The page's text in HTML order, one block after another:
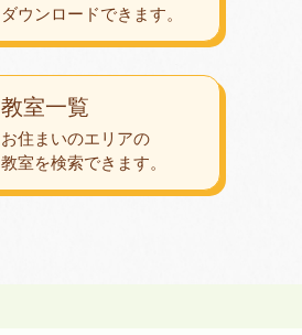
教室一覧
お住まいのエリアの
教室を検索できます。
ダウンロードできます。